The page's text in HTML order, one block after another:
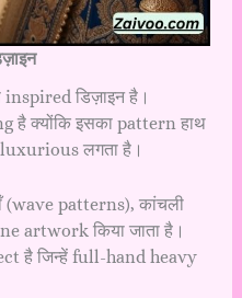
डिज़ाइन है।
है क्योंकि इसका pattern हाथ
luxurious लगता है।
(wave patterns), कांचली
artwork किया जाता है।
है जिन्हें full-hand heavy